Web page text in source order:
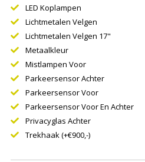
LED Koplampen
Lichtmetalen Velgen
Lichtmetalen Velgen 17"
Metaalkleur
Mistlampen Voor
Parkeersensor Achter
Parkeersensor Voor
Parkeersensor Voor En Achter
Privacyglas Achter
Trekhaak (+€900,-)